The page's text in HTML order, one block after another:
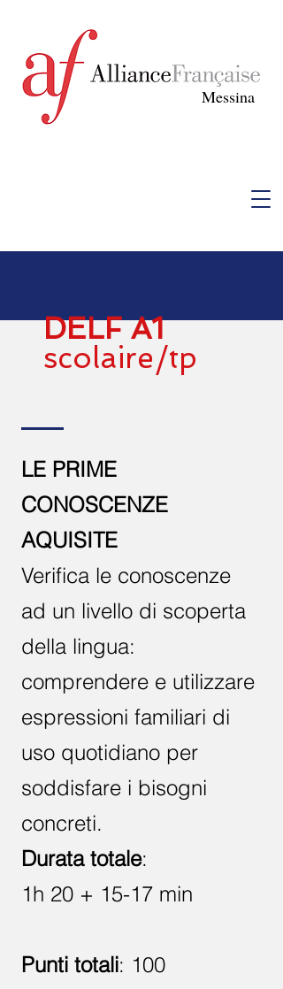
Messina
DELF A1
scolaire/tp
LE PRIME
CONOSCENZE
AQUISITE
Verifica le conoscenze
ad un livello di scoperta
della lingua:
comprendere e utilizzare
espressioni familiari di
uso quotidiano per
soddisfare i bisogni
concreti.
Durata totale:
1h 20 + 15-17 min
Punti totali: 100